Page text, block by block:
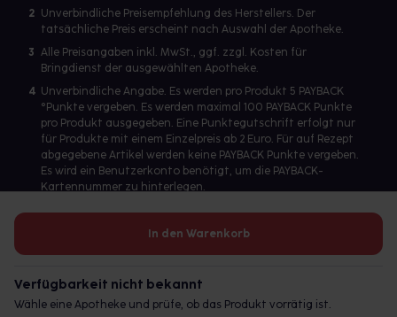
In den Warenkorb
Verfügbarkeit nicht bekannt
Wähle eine Apotheke und prüfe, ob das Produkt vorrätig ist.
2 Unverbindliche Preisempfehlung des Herstellers. Der
tatsächliche Preis erscheint nach Auswahl der Apotheke.
3 Alle Preisangaben inkl. MwSt., ggf. zzgl. Kosten für
Bringdienst der ausgewählten Apotheke.
4 Unverbindliche Angabe. Es werden pro Produkt 5 PAYBACK
°Punkte vergeben. Es werden maximal 100 PAYBACK Punkte
pro Produkt ausgegeben. Eine Punktegutschrift erfolgt nur
für Produkte mit einem Einzelpreis ab 2 Euro. Für auf Rezept
abgegebene Artikel werden keine PAYBACK Punkte vergeben.
Es wird ein Benutzerkonto benötigt, um die PAYBACK-
Kartennummer zu hinterlegen.
Betreiber des Portals und verantwortlich: gesund.de GmbH &
© 2026 gesund.de GmbH & Co. KG